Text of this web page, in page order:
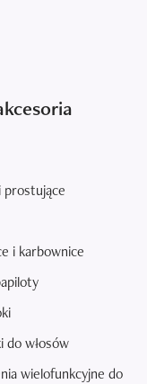
prostujące
i karbownice
do włosów
wielofunkcyjne do